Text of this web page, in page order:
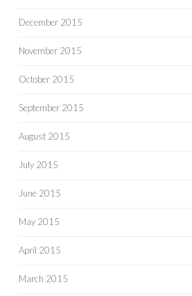
December 2015
November 2015
October 2015
September 2015
August 2015
July 2015
June 2015
May 2015
April 2015
March 2015